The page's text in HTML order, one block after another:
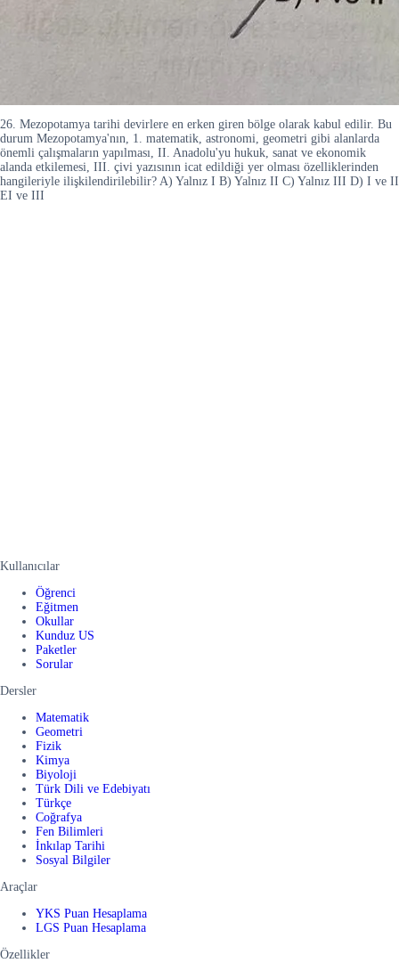
26. Mezopotamya tarihi devirlere en erken giren bölge olarak kabul edilir. Bu
durum Mezopotamya'nın, 1. matematik, astronomi, geometri gibi alanlarda
önemli çalışmaların yapılması, II. Anadolu'yu hukuk, sanat ve ekonomik
alanda etkilemesi, III. çivi yazısının icat edildiği yer olması özelliklerinden
hangileriyle ilişkilendirilebilir? A) Yalnız I B) Yalnız II C) Yalnız III D) I ve II
EI ve III
Kullanıcılar
Öğrenci
Eğitmen
Okullar
Kunduz US
Paketler
Sorular
Dersler
Matematik
Geometri
Fizik
Kimya
Biyoloji
Türk Dili ve Edebiyatı
Türkçe
Coğrafya
Fen Bilimleri
İnkılap Tarihi
Sosyal Bilgiler
Araçlar
YKS Puan Hesaplama
LGS Puan Hesaplama
Özellikler